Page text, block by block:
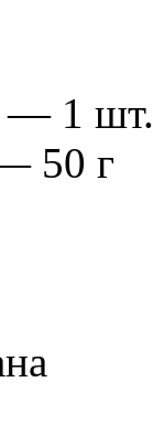
— 1 шт.
50 г